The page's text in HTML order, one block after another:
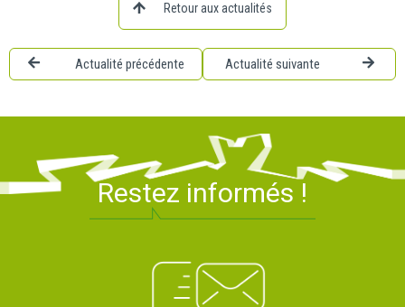
Retour aux actualités
Actualité précédente Actualité suivante
Restez informés !